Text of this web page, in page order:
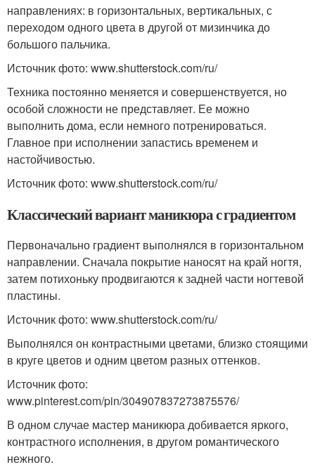
направлениях: в горизонтальных, вертикальных, с
переходом одного цвета в другой от мизинчика до
большого пальчика.
Источник фото: www.shutterstock.com/ru/
Техника постоянно меняется и совершенствуется, но
особой сложности не представляет. Ее можно
выполнить дома, если немного потренироваться.
Главное при исполнении запастись временем и
настойчивостью.
Источник фото: www.shutterstock.com/ru/
Классический вариант маникюра с градиентом
Первоначально градиент выполнялся в горизонтальном
направлении. Сначала покрытие наносят на край ногтя,
затем потихоньку продвигаются к задней части ногтевой
пластины.
Источник фото: www.shutterstock.com/ru/
Выполнялся он контрастными цветами, близко стоящими
в круге цветов и одним цветом разных оттенков.
Источник фото:
www.pinterest.com/pin/304907837273875576/
В одном случае мастер маникюра добивается яркого,
контрастного исполнения, в другом романтического
нежного.